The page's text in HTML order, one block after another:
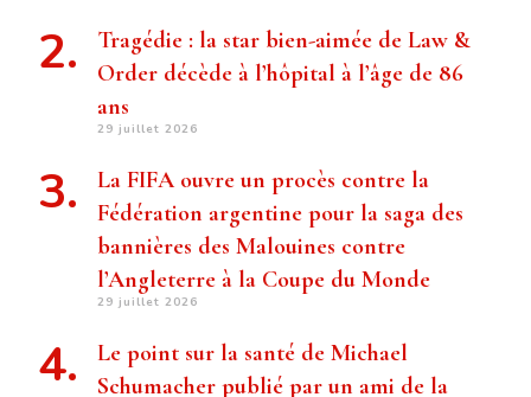
Tragédie : la star bien-aimée de Law &
Order décède à l’hôpital à l’âge de 86
ans
29 juillet 2026
La FIFA ouvre un procès contre la
Fédération argentine pour la saga des
bannières des Malouines contre
l’Angleterre à la Coupe du Monde
29 juillet 2026
Le point sur la santé de Michael
Schumacher publié par un ami de la